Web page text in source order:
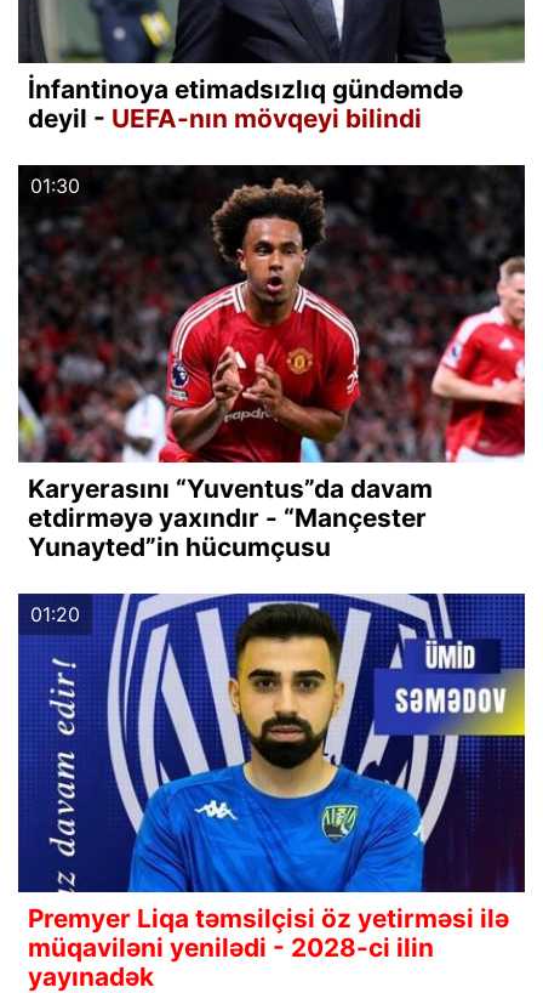
İnfantinoya etimadsızlıq gündəmdə
deyil - UEFA-nın mövqeyi bilindi
01:30
Karyerasını “Yuventus”da davam
etdirməyə yaxındır - “Mançester
Yunayted”in hücumçusu
01:20
Premyer Liqa təmsilçisi öz yetirməsi ilə
müqaviləni yenilədi - 2028-ci ilin
yayınadək